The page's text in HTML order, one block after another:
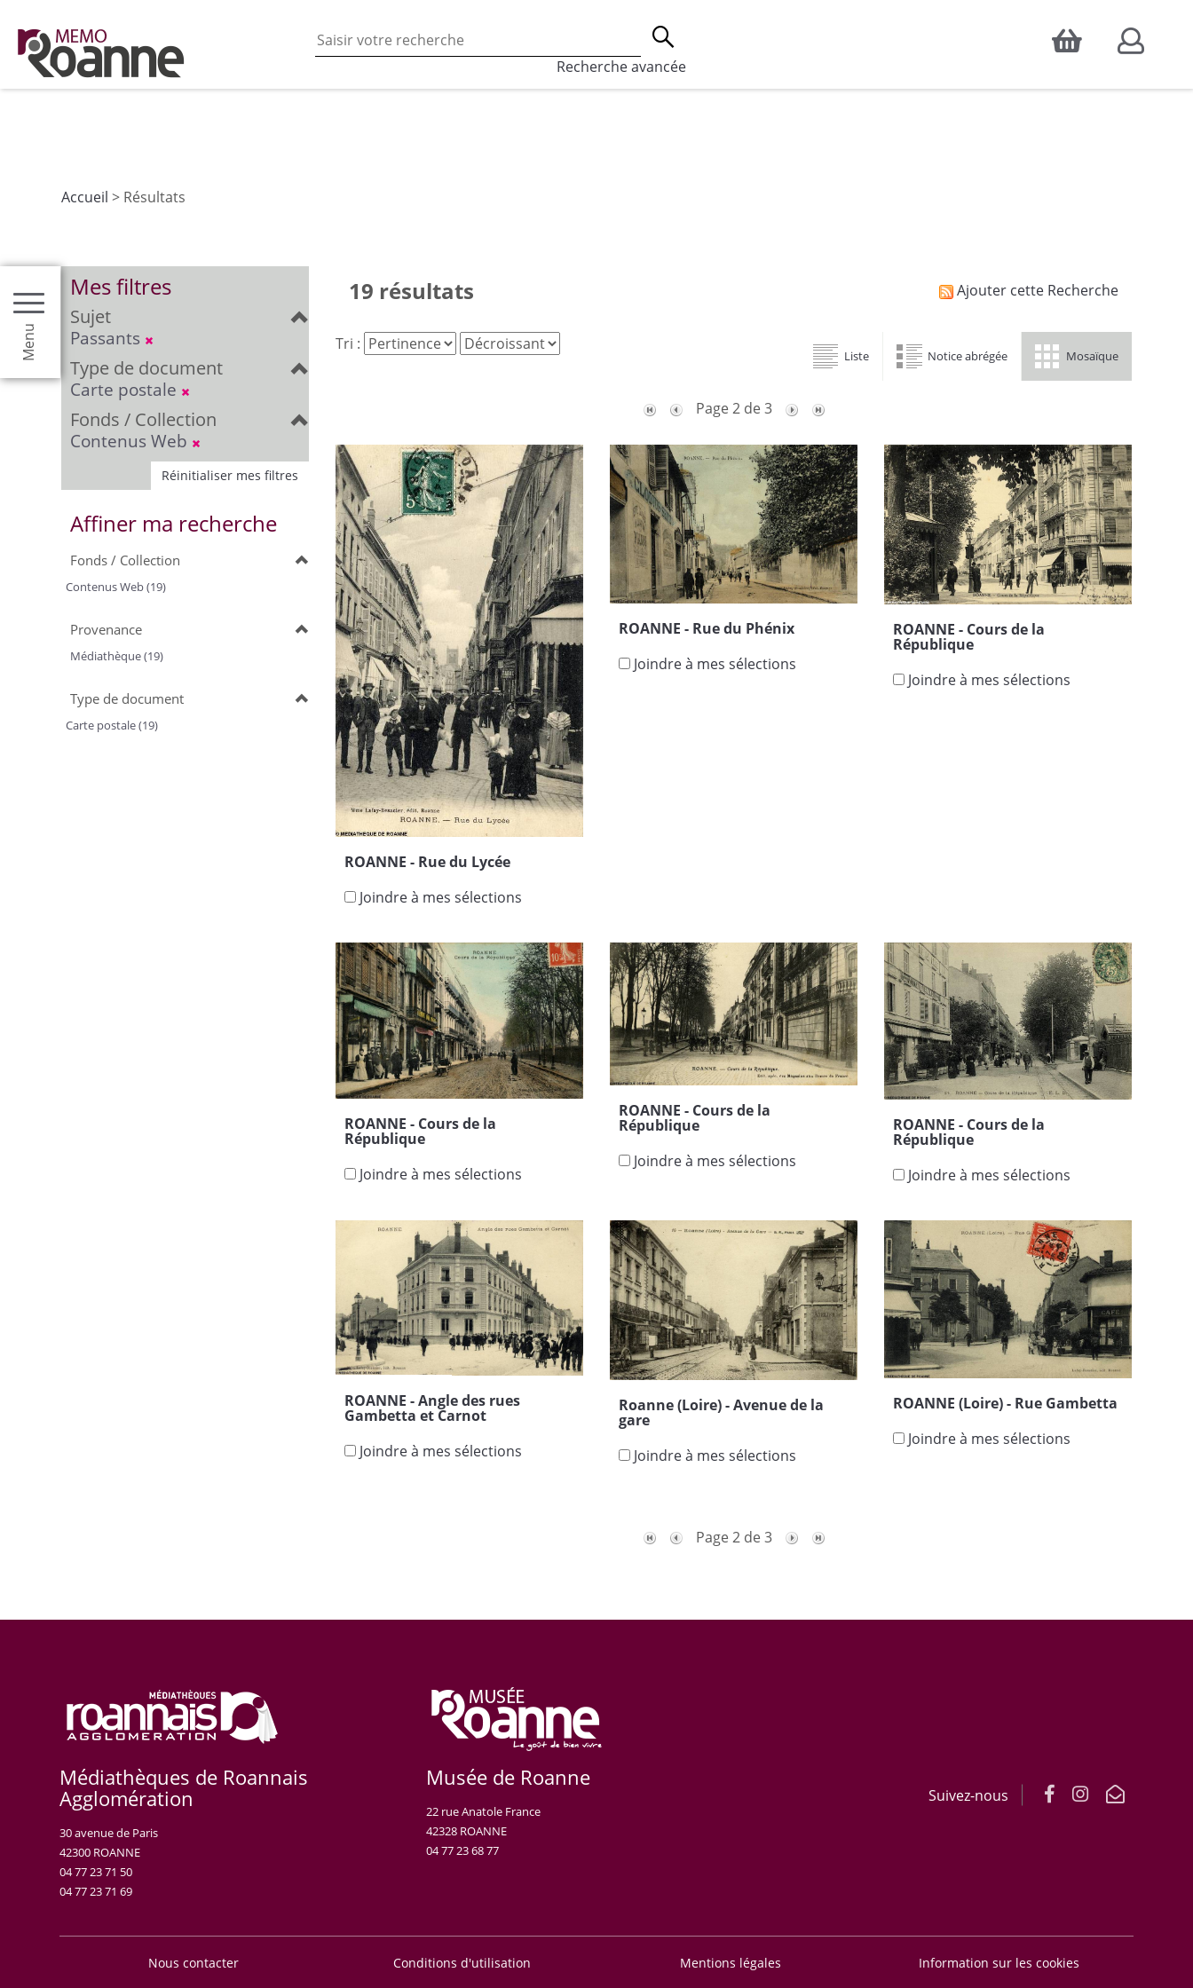
Accepter
En poursuivant votre navigation sur ce site vous acceptez l’utilisation des cookies, qui sont utilisés à des fins de statistiques d'audience, ainsi que pour
les fonctionnalités de partages de contenu sur les réseaux sociaux.
Recherche avancée
Menu
Accueil > Résultats
Mes filtres
Sujet
Passants
Type de document
Carte postale
Fonds / Collection
Contenus Web
Réinitialiser mes filtres
Affiner ma recherche
Fonds / Collection
Contenus Web (19)
Provenance
Médiathèque (19)
Type de document
Carte postale (19)
19 résultats Ajouter cette Recherche
Tri :
Liste Notice abrégée Mosaïque
Page 2 de 3
ROANNE - Rue du Lycée
Joindre à mes sélections
ROANNE - Rue du Phénix
Joindre à mes sélections
ROANNE - Cours de la
République
Joindre à mes sélections
ROANNE - Cours de la
République
Joindre à mes sélections
ROANNE - Cours de la
République
Joindre à mes sélections
ROANNE - Cours de la
République
Joindre à mes sélections
ROANNE - Angle des rues
Gambetta et Carnot
Joindre à mes sélections
Roanne (Loire) - Avenue de la
gare
Joindre à mes sélections
ROANNE (Loire) - Rue Gambetta
Joindre à mes sélections
Page 2 de 3
Médiathèques de Roannais
Agglomération
30 avenue de Paris
42300 ROANNE
04 77 23 71 50
04 77 23 71 69
Musée de Roanne
22 rue Anatole France
42328 ROANNE
04 77 23 68 77
Suivez-nous
Nous contacter Conditions d'utilisation Mentions légales Information sur les cookies